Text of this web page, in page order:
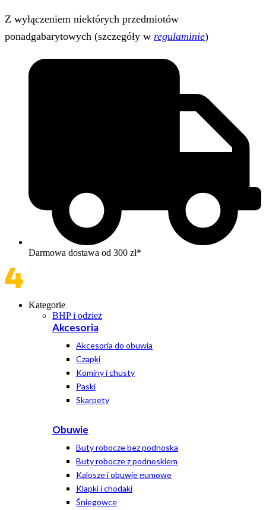
Z wyłączeniem niektórych przedmiotów
ponadgabarytowych (szczegóły w regulaminie)
Darmowa dostawa od 300 zł*
Kategorie
BHP i odzież
Akcesoria
Akcesoria do obuwia
Czapki
Kominy i chusty
Paski
Skarpety
Obuwie
Buty robocze bez podnoska
Buty robocze z podnoskiem
Kalosze i obuwie gumowe
Klapki i chodaki
Śniegowce